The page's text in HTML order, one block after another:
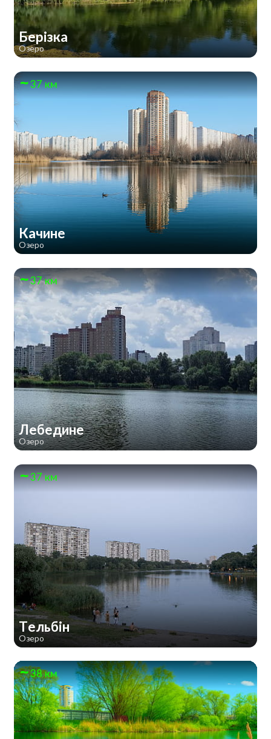
Берізка
Озеро
37 км
Качине
Озеро
37 км
Лебедине
Озеро
37 км
Тельбін
Озеро
38 км